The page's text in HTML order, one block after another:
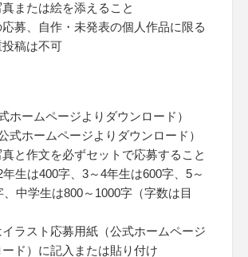
または絵を添えること
募、自作・未発表の個人作品に限る
稿は不可
ホームページよりダウンロード）
式ホームページよりダウンロード）
と作文を必ずセットで応募すること
生は400字、3～4年生は600字、5～
中学生は800～1000字（字数は目
ラスト応募用紙（公式ホームページ
ド）に記入または貼り付け